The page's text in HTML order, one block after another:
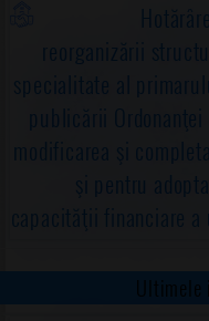
reorganizării
specialitate al
publicării
modificarea şi
şi pentru
capacităţii financiare
Ultimele